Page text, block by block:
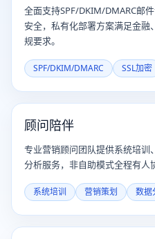
全面支持SPF/DKIM/DMARC邮
安全，私有化部署方案满足金
规要求。
SPF/DKIM/DMARC SSL加密
顾问陪伴
专业营销顾问团队提供系统培
分析服务，非自助模式全程有人
系统培训 营销策划 数据